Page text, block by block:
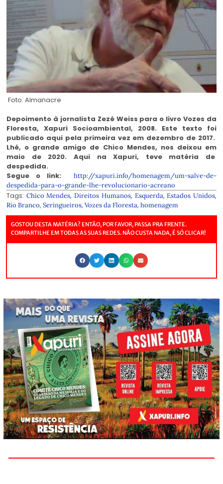
Foto: Almanacre
Depoimento à jornalista Zezé Weiss para o livro Vozes da
Floresta, Xapuri Socioambiental, 2008. Este texto foi
publicado aqui pela primeira vez em dezembro de 2017.
Lhé, o grande amigo de Chico Mendes, nos deixou em
maio de 2020. Aqui na Xapuri, teve matéria de
despedida.
Segue o link: http://xapuri.info/homenagem/um-salve-de-
despedida-para-o-grande-lhe-revolucionario-acreano
Tags: Chico Mendes,Direitos Humanos, Esquerda,Estados Unidos,
Rio Branco, Seringueiros, Vozes da Floresta, homenagem
GOSTOU DESTA MATÉRIA? ENTÃO, POR FAVOR, PASSA PRA FRENTE.
COMPARTILHE EM TODAS AS SUAS REDES. NÃO CUSTA NADA, É SÓ CLICAR!